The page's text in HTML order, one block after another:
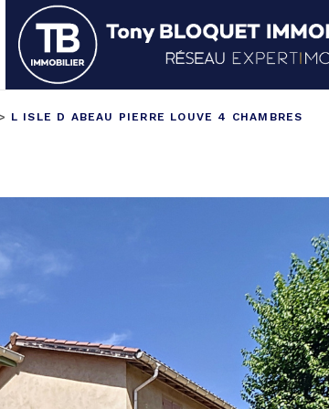
L ISLE D ABEAU PIERRE LOUVE 4 CHAMBRES
ESTIMER